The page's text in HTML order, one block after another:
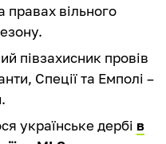
правах вільного
півзахисник провів
Спеції та Емполі –
українське дербі в